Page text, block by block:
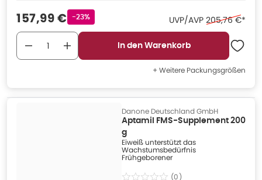
Verkaufspreis
157,99 €Rabattstempel
-23% UVP/AVP Ehemaliger
205,76 €*
In den Warenkorb
+ Weitere Packungsgrößen
Danone Deutschland GmbH
Aptamil FMS-Supplement 200
g
Eiweiß unterstützt das
Wachstumsbedürfnis
Frühgeborener
(0)